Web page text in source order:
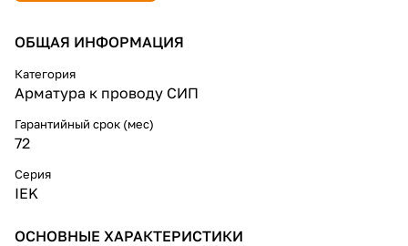
ОБЩАЯ ИНФОРМАЦИЯ
Категория
Арматура к проводу СИП
Гарантийный срок (мес)
72
Серия
IEK
ОСНОВНЫЕ ХАРАКТЕРИСТИКИ